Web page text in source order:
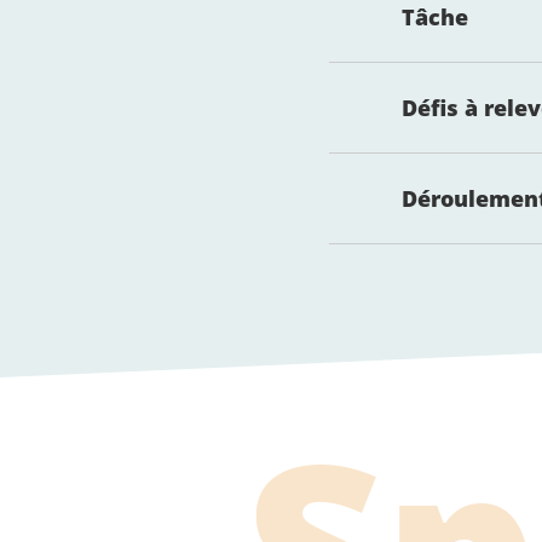
Tâche
Défis à